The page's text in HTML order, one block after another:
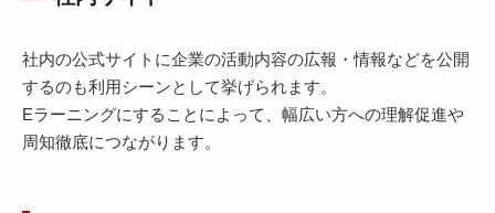
社内の公式サイトに企業の活動内容の広報・情報などを公開
するのも利用シーンとして挙げられます。
Eラーニングにすることによって、幅広い方への理解促進や
周知徹底につながります。